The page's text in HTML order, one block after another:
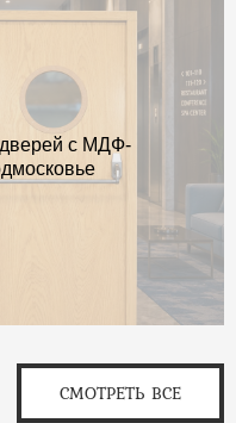
с МДФ-
СМОТРЕТЬ ВСЕ